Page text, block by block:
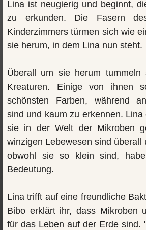
Lina ist neugierig und beginnt,
zu erkunden. Die Fasern
Kinderzimmers türmen sich wie
sie herum, in dem Lina nun steht.
Überall um sie herum tummeln
Kreaturen. Einige von ihnen
schönsten Farben, während
sind und kaum zu erkennen.
sie in der Welt der Mikroben
winzigen Lebewesen sind überall
obwohl sie so klein sind,
Bedeutung.
Lina trifft auf eine freundliche
Bibo erklärt ihr, dass Mikroben
für das Leben auf der Erde sind.